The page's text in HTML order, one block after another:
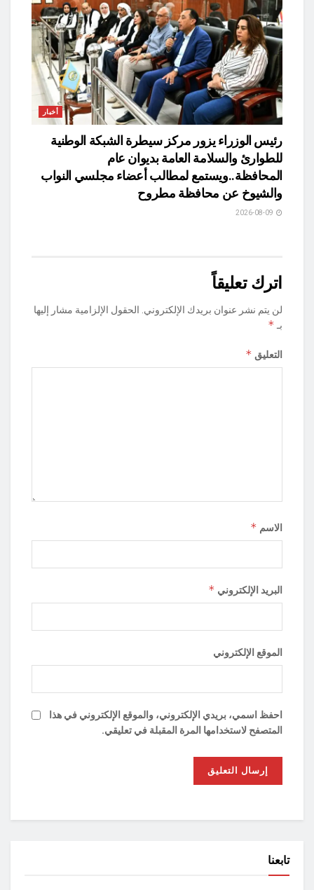
أخبار
رئيس الوزراء يزور مركز سيطرة الشبكة الوطنية
للطوارئ والسلامة العامة بديوان عام
المحافظة..ويستمع لمطالب أعضاء مجلسي النواب
والشيوخ عن محافظة مطروح
اترك تعليقاً
لن يتم نشر عنوان بريدك الإلكتروني. الحقول الإلزامية مشار إليها
بـ *
التعليق *
الاسم *
البريد الإلكتروني *
الموقع الإلكتروني
احفظ اسمي، بريدي الإلكتروني، والموقع الإلكتروني في هذا
المتصفح لاستخدامها المرة المقبلة في تعليقي.
تابعنا